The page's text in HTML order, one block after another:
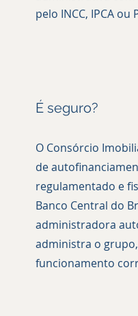
pelo INCC, IPCA ou
É seguro?
O Consórcio
de
regulamentado e
Banco Central do
administradora
administra o
funcionamento